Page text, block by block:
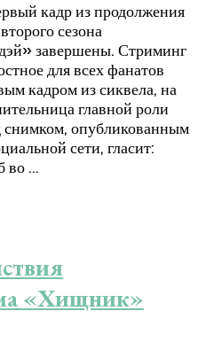
кадр из продолжения
сезона
завершены. Стриминг
для всех фанатов
кадром из сиквела, на
главной роли
опубликованным
сети, гласит:
во …
«Хищник»